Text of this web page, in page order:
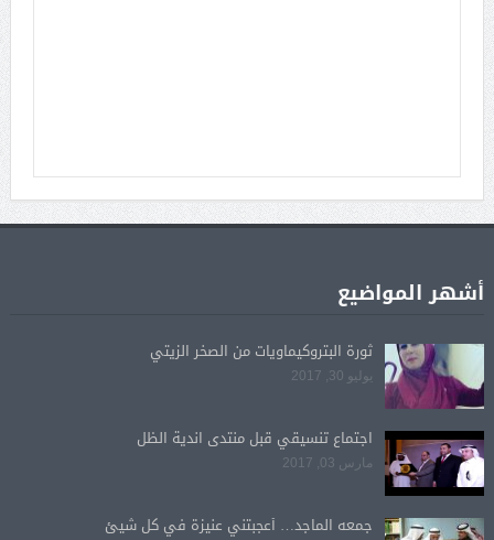
أشهر المواضيع
ثورة البتروكيماويات من الصخر الزيتي
يوليو 30, 2017
اجتماع تنسيقي قبل منتدى اندية الظل
مارس 03, 2017
جمعه الماجد… أعجبتني عنيزة في كل شيئ